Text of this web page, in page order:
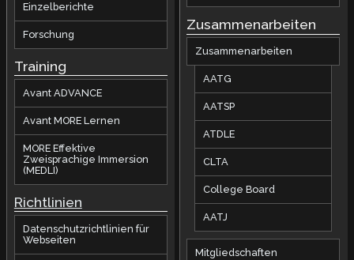
Einzelberichte
Forschung
Training
Avant ADVANCE
Avant MORE Lernen
MORE Effektive
Zweisprachige Immersion
(MEDLI)
Richtlinien
Datenschutzrichtlinien für
Webseiten
Zusammenarbeiten
Zusammenarbeiten
AATG
AATSP
ATDLE
CLTA
College Board
AATJ
Mitgliedschaften